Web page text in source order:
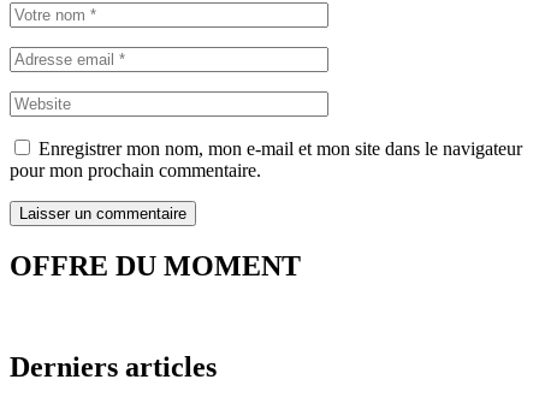
Enregistrer mon nom, mon e-mail et mon site dans le navigateur
pour mon prochain commentaire.
OFFRE DU MOMENT
Derniers articles